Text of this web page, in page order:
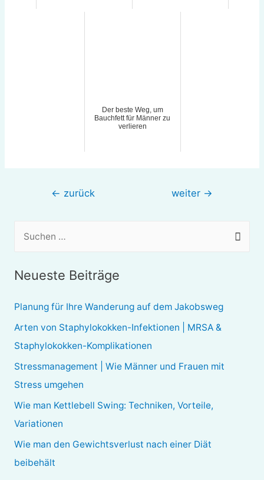
Der beste Weg, um
Bauchfett für Männer zu
verlieren
Beitragsnavigation
← zurück weiter →
e
n
n
Neueste Beiträge
Planung für Ihre Wanderung auf dem Jakobsweg
Arten von Staphylokokken-Infektionen | MRSA &
Staphylokokken-Komplikationen
Stressmanagement | Wie Männer und Frauen mit
Stress umgehen
Wie man Kettlebell Swing: Techniken, Vorteile,
Variationen
Wie man den Gewichtsverlust nach einer Diät
beibehält